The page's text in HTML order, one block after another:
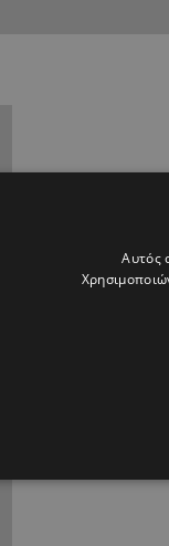
Αυτός